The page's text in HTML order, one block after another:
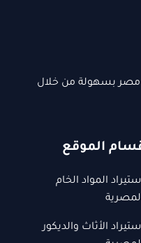
مصر بسهولة من خلال
الموقع
المواد الخام
الأثاث والديكور